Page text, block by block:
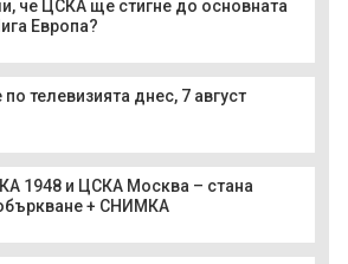
че ЦСКА ще стигне до основната
Европа?
телевизията днес, 7 август
1948 и ЦСКА Москва – стана
+ СНИМКА